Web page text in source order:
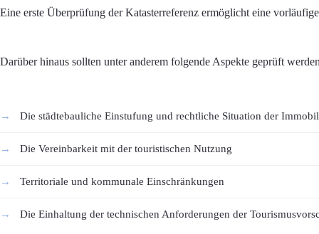
Eine erste Überprüfung der Katasterreferenz ermöglicht eine
Darüber hinaus sollten unter anderem folgende Aspekte geprüft
Die städtebauliche Einstufung und rechtliche Situation der
Die Vereinbarkeit mit der touristischen Nutzung
Territoriale und kommunale Einschränkungen
Die Einhaltung der technischen Anforderungen der